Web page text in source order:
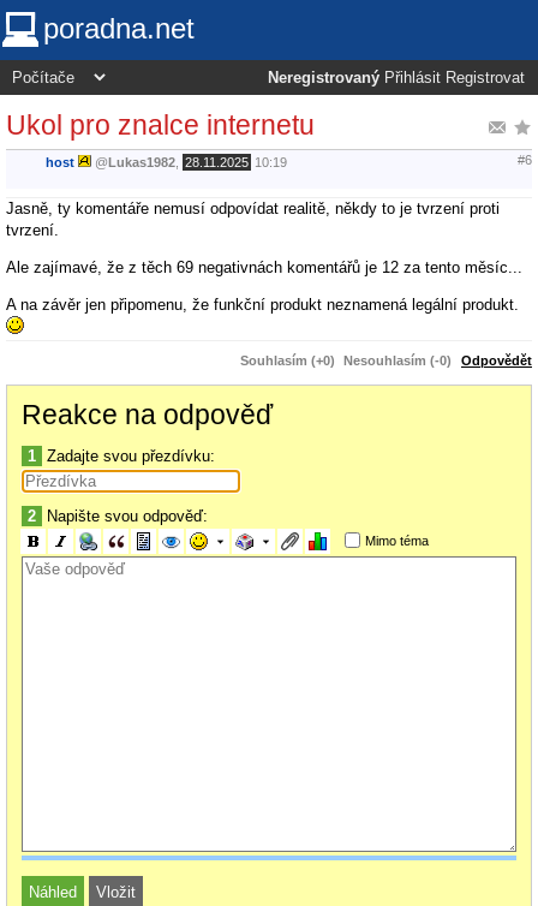
poradna.net
Neregistrovaný Přihlásit Registrovat
Ukol pro znalce internetu
host @Lukas1982 28.11.2025 10:19 #6
Jasně, ty komentáře nemusí odpovídat realitě, někdy to je tvrzení proti
tvrzení.
Ale zajímavé, že z těch 69 negativnách komentářů je 12 za tento měsíc...
A na závěr jen připomenu, že funkční produkt neznamená legální produkt.
Souhlasím (+0) Nesouhlasím (-0) Odpovědět
Reakce na odpověď
1 Zadajte svou přezdívku:
2 Napište svou odpověď:
Mimo téma